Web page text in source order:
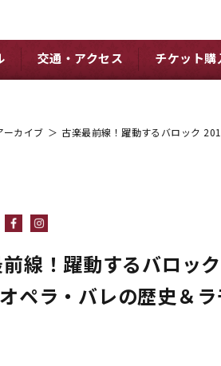
交通・アクセス チケット購
ーカイブ ＞ 古楽最前線！躍動するバロック
線！躍動するバロッ
ペラ・バレの歴史＆ラ